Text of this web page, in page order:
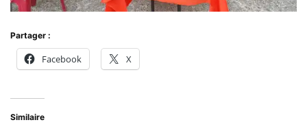
Partager :
Facebook X
Similaire